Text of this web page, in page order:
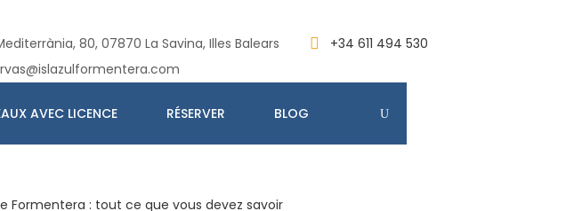
80, 07870 La Savina, Illes Balears
+34 611 494 530
AVEC LICENCE RÉSERVER BLOG
Formentera : tout ce que vous devez savoir